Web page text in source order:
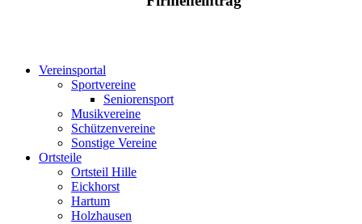
Vereinsportal
Sportvereine
Seniorensport
Musikvereine
Schützenvereine
Sonstige Vereine
Ortsteile
Ortsteil Hille
Eickhorst
Hartum
Holzhausen